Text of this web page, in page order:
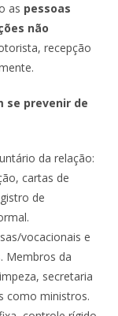
as pessoas
não
recepção
se prevenir de
da relação:
cartas de
de
vocacionais e
Membros da
secretaria
como ministros.